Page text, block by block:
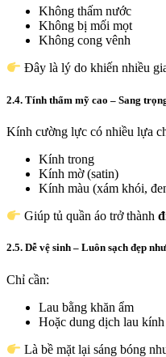
Không thấm nước
Không bị mối mọt
Không cong vênh
Đây là lý do khiến nhiều
2.4. Tính thẩm mỹ cao – Sang
Kính cường lực có nhiều lựa
Kính trong
Kính mờ (satin)
Kính màu (xám khói,
Giúp tủ quần áo trở thành
2.5. Dễ vệ sinh – Luôn sạch đẹp
Chỉ cần:
Lau bằng khăn ẩm
Hoặc dung dịch lau kính
Là bề mặt lại sáng bóng